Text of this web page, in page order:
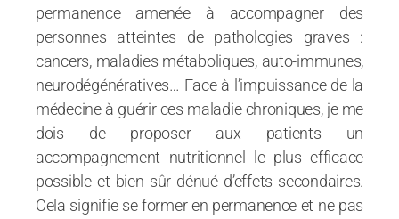
permanence amenée à accompagner des
personnes atteintes de pathologies graves :
cancers, maladies métaboliques, auto-immunes,
neurodégénératives… Face à l’impuissance de la
médecine à guérir ces maladie chroniques, je me
dois de proposer aux patients un
accompagnement nutritionnel le plus efficace
possible et bien sûr dénué d’effets secondaires.
Cela signifie se former en permanence et ne pas